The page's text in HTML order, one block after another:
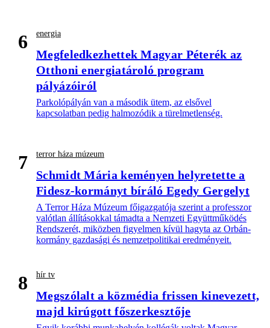
6 energia
Megfeledkezhettek Magyar Péterék az
Otthoni energiatároló program
pályázóiról
Parkolópályán van a második ütem, az elsővel
kapcsolatban pedig halmozódik a türelmetlenség.
7 terror háza múzeum
Schmidt Mária keményen helyretette a
Fidesz-kormányt bíráló Egedy Gergelyt
A Terror Háza Múzeum főigazgatója szerint a professzor
valótlan állításokkal támadta a Nemzeti Együttműködés
Rendszerét, miközben figyelmen kívül hagyta az Orbán-
kormány gazdasági és nemzetpolitikai eredményeit.
8 hír tv
Megszólalt a közmédia frissen kinevezett,
majd kirúgott főszerkesztője